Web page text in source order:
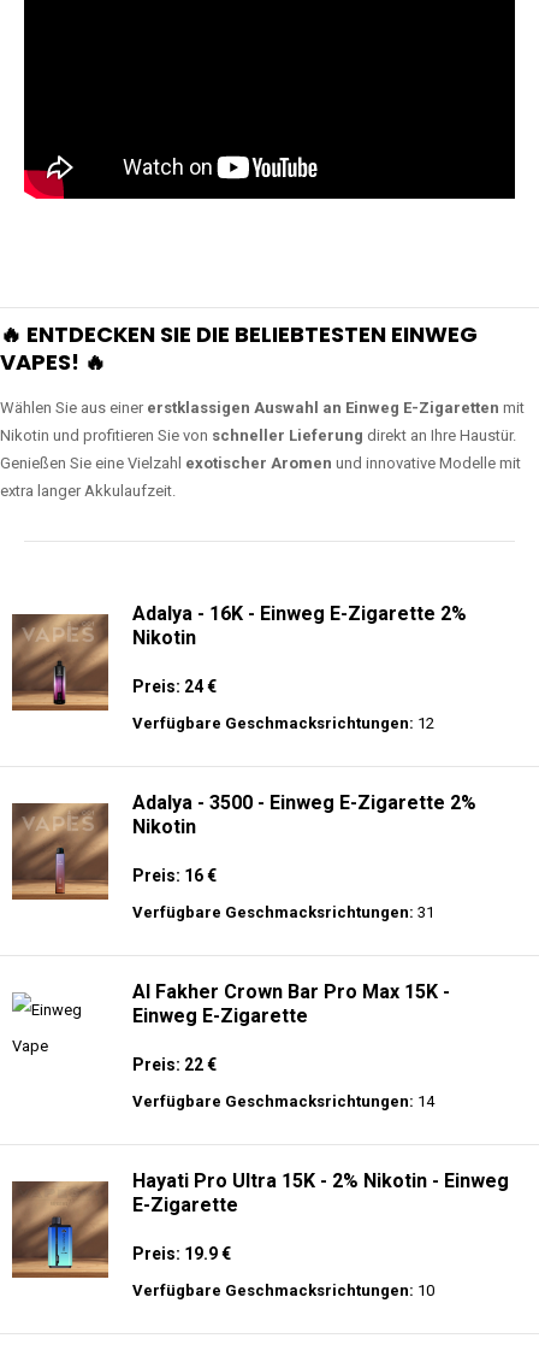
🔥 ENTDECKEN SIE DIE BELIEBTESTEN EINWEG
VAPES! 🔥
Wählen Sie aus einer erstklassigen Auswahl an Einweg E-Zigaretten mit
Nikotin und profitieren Sie von schneller Lieferung direkt an Ihre Haustür.
Genießen Sie eine Vielzahl exotischer Aromen und innovative Modelle mit
extra langer Akkulaufzeit.
Adalya - 16K - Einweg E-Zigarette 2%
Nikotin
Preis: 24 €
Verfügbare Geschmacksrichtungen: 12
Adalya - 3500 - Einweg E-Zigarette 2%
Nikotin
Preis: 16 €
Verfügbare Geschmacksrichtungen: 31
Al Fakher Crown Bar Pro Max 15K -
Einweg E-Zigarette
Preis: 22 €
Verfügbare Geschmacksrichtungen: 14
Hayati Pro Ultra 15K - 2% Nikotin - Einweg
E-Zigarette
Preis: 19.9 €
Verfügbare Geschmacksrichtungen: 10